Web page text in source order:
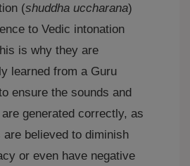
(shuddha uccharana)
to Vedic intonation
is why they are
learned from a Guru
ensure the sounds and
generated correctly, as
are believed to diminish
or even have negative